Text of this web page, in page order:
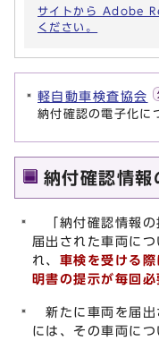
サイトから Adobe
ください。
軽自動車検査協会
納付確認の電子化に
納付確認情報
「納付確認情報の
届出された車両に
れ、 車検を受ける
明書の提示が毎回必
新たに車両を届出
には、その車両に